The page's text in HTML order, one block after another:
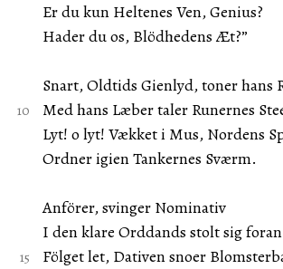
Er du kun Heltenes Ven, Genius?
Hader du os, Blödhedens Æt?”
Snart, Oldtids Gienlyd, toner hans
Med hans Læber taler Runernes
Lyt! o lyt! Vækket i Mus, Nordens
Ordner igien Tankernes Sværm.
Anförer, svinger Nominativ
I den klare Orddands stolt sig
Fölget let, Dativen snoer